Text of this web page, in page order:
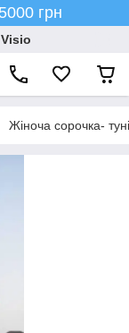
грн
Жіноча сорочка-